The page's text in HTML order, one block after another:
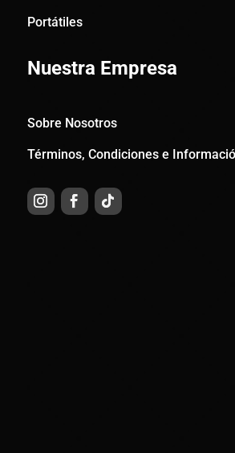
Portátiles
Nuestra Empresa
Sobre Nosotros
Términos, Condiciones e